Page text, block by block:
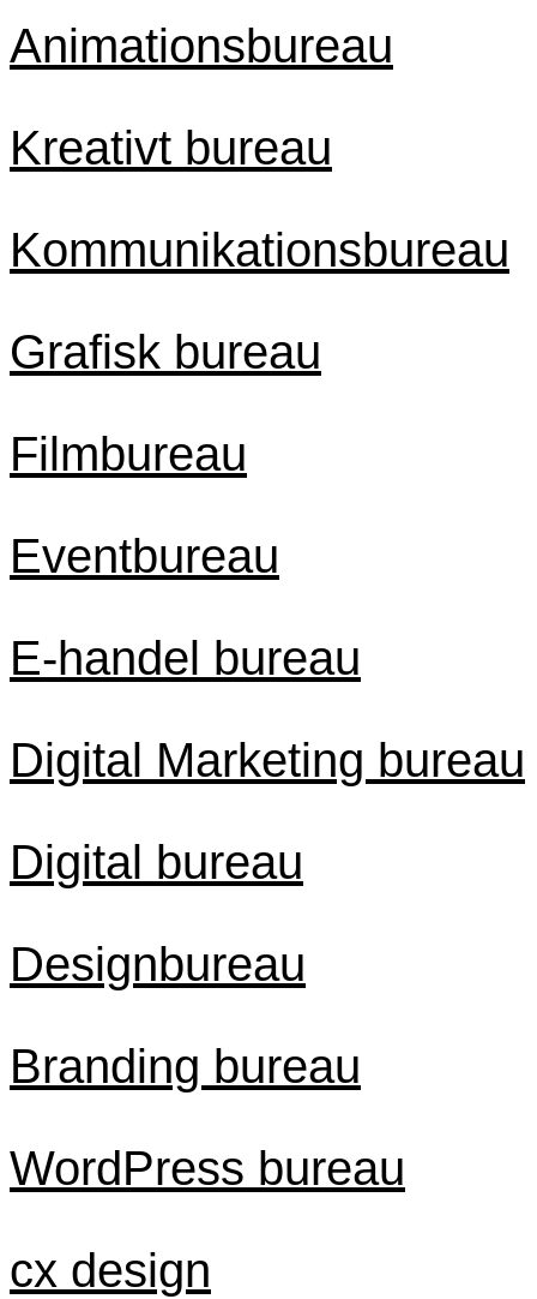
Animationsbureau
Kreativt bureau
Kommunikationsbureau
Grafisk bureau
Filmbureau
Eventbureau
E-handel bureau
Digital Marketing bureau
Digital bureau
Designbureau
Branding bureau
WordPress bureau
cx design